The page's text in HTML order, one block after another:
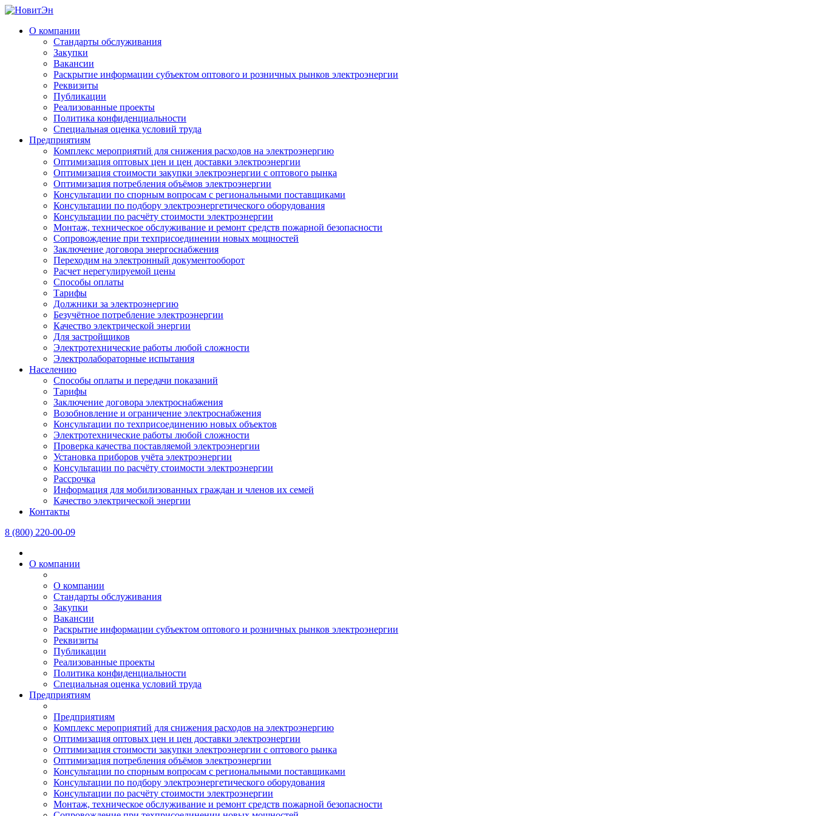
О компании
Стандарты обслуживания
Закупки
Вакансии
Раскрытие информации субъектом оптового и розничных рынков электроэнергии
Реквизиты
Публикации
Реализованные проекты
Политика конфиденциальности
Специальная оценка условий труда
Предприятиям
Комплекс мероприятий для снижения расходов на электроэнергию
Оптимизация оптовых цен и цен доставки электроэнергии
Оптимизация стоимости закупки электроэнергии с оптового рынка
Оптимизация потребления объёмов электроэнергии
Консультации по спорным вопросам с региональными поставщиками
Консультации по подбору электроэнергетического оборудования
Консультации по расчёту стоимости электроэнергии
Монтаж, техническое обслуживание и ремонт средств пожарной безопасности
Сопровождение при техприсоединении новых мощностей
Заключение договора энергоснабжения
Переходим на электронный документооборот
Расчет нерегулируемой цены
Способы оплаты
Тарифы
Должники за электроэнергию
Безучётное потребление электроэнергии
Качество электрической энергии
Для застройщиков
Электротехнические работы любой сложности
Электролабораторные испытания
Населению
Способы оплаты и передачи показаний
Тарифы
Заключение договора электроснабжения
Возобновление и ограничение электроснабжения
Консультации по техприсоединению новых объектов
Электротехнические работы любой сложности
Проверка качества поставляемой электроэнергии
Установка приборов учёта электроэнергии
Консультации по расчёту стоимости электроэнергии
Рассрочка
Информация для мобилизованных граждан и членов их семей
Качество электрической энергии
Контакты
8 (800) 220-00-09
О компании
О компании
Стандарты обслуживания
Закупки
Вакансии
Раскрытие информации субъектом оптового и розничных рынков электроэнергии
Реквизиты
Публикации
Реализованные проекты
Политика конфиденциальности
Специальная оценка условий труда
Предприятиям
Предприятиям
Комплекс мероприятий для снижения расходов на электроэнергию
Оптимизация оптовых цен и цен доставки электроэнергии
Оптимизация стоимости закупки электроэнергии с оптового рынка
Оптимизация потребления объёмов электроэнергии
Консультации по спорным вопросам с региональными поставщиками
Консультации по подбору электроэнергетического оборудования
Консультации по расчёту стоимости электроэнергии
Монтаж, техническое обслуживание и ремонт средств пожарной безопасности